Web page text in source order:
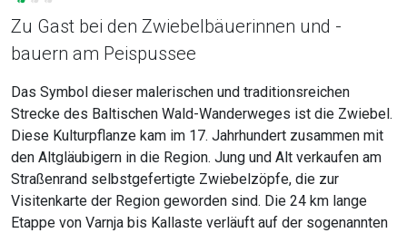
Zu Gast bei den Zwiebelbäuerinnen und -
bauern am Peispussee
Das Symbol dieser malerischen und traditionsreichen
Strecke des Baltischen Wald-Wanderweges ist die Zwiebel.
Diese Kulturpflanze kam im 17. Jahrhundert zusammen mit
den Altgläubigern in die Region. Jung und Alt verkaufen am
Straßenrand selbstgefertigte Zwiebelzöpfe, die zur
Visitenkarte der Region geworden sind. Die 24 km lange
Etappe von Varnja bis Kallaste verläuft auf der sogenannten